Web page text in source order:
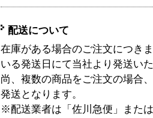
配送について
在庫がある場合のご注文につき
いる発送日にて当社より発送い
尚、複数の商品をご注文の場合
発送となります。
※配送業者は「佐川急便」また